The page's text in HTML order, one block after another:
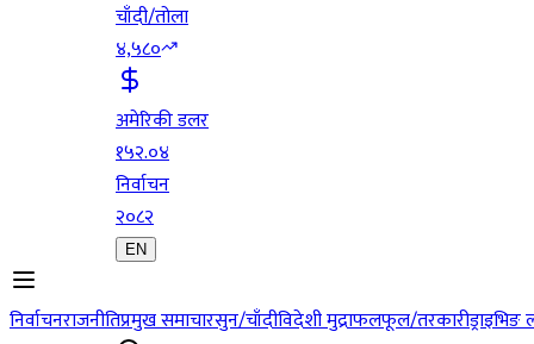
चाँदी/तोला
४,५८०
अमेरिकी डलर
१५२.०४
निर्वाचन
२०८२
EN
निर्वाचनराजनीतिप्रमुख समाचारसुन/चाँदीविदेशी मुद्राफलफूल/तरकारी